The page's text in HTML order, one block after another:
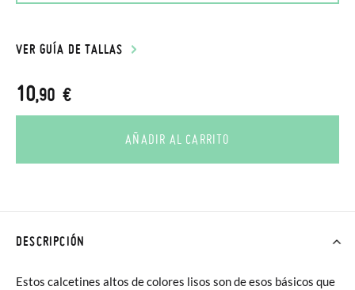
VER GUÍA DE TALLAS
10,90 €
AÑADIR AL CARRITO
DESCRIPCIÓN
Estos calcetines altos de colores lisos son de esos básicos que